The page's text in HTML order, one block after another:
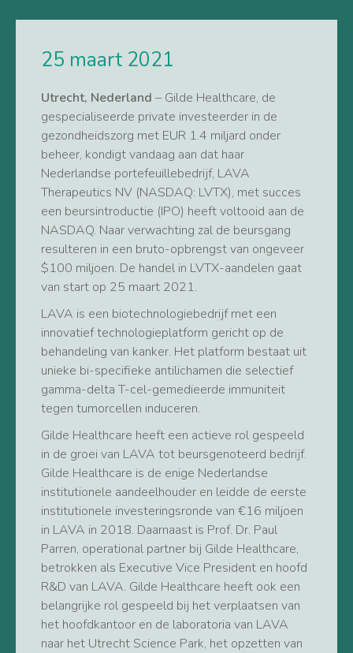
25 maart 2021
Utrecht, Nederland – Gilde Healthcare, de
gespecialiseerde private investeerder in de
gezondheidszorg met EUR 1.4 miljard onder
beheer, kondigt vandaag aan dat haar
Nederlandse portefeuillebedrijf, LAVA
Therapeutics NV (NASDAQ: LVTX), met succes
een beursintroductie (IPO) heeft voltooid aan de
NASDAQ. Naar verwachting zal de beursgang
resulteren in een bruto-opbrengst van ongeveer
$100 miljoen. De handel in LVTX-aandelen gaat
van start op 25 maart 2021.
LAVA is een biotechnologiebedrijf met een
innovatief technologieplatform gericht op de
behandeling van kanker. Het platform bestaat uit
unieke bi-specifieke antilichamen die selectief
gamma-delta T-cel-gemedieerde immuniteit
tegen tumorcellen induceren.
Gilde Healthcare heeft een actieve rol gespeeld
in de groei van LAVA tot beursgenoteerd bedrijf.
Gilde Healthcare is de enige Nederlandse
institutionele aandeelhouder en leidde de eerste
institutionele investeringsronde van €16 miljoen
in LAVA in 2018. Daarnaast is Prof. Dr. Paul
Parren, operational partner bij Gilde Healthcare,
betrokken als Executive Vice President en hoofd
R&D van LAVA. Gilde Healthcare heeft ook een
belangrijke rol gespeeld bij het verplaatsen van
het hoofdkantoor en de laboratoria van LAVA
naar het Utrecht Science Park, het opzetten van